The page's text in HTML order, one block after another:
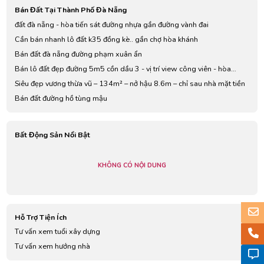
Bán Đất Tại Thành Phố Đà Nẵng
đất đà nẵng - hòa tiến sát đường nhựa gần đường vành đai
Cần bán nhanh lô đất k35 đồng kè.. gần chợ hòa khánh
Bán đất đà nẵng đường phạm xuân ẩn
Bán lô đất đẹp đường 5m5 cồn dầu 3 - vị trí view công viên - hòa
xuân, đà nẵng - giá 5,15 tỷ tl
Siêu đẹp vương thừa vũ – 134m² – nở hậu 8.6m – chỉ sau nhà mặt tiền
Bán đất đường hồ tùng mậu
Bất Động Sản Nổi Bật
KHÔNG CÓ NỘI DUNG
Hỗ Trợ Tiện Ích
Tư vấn xem tuổi xây dựng
Tư vấn xem hướng nhà